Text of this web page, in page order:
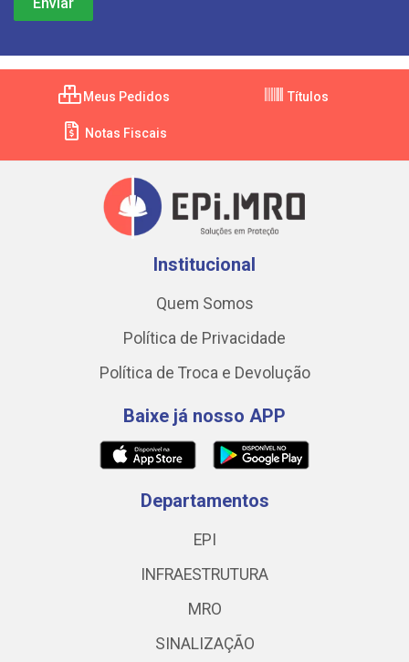
Meus Pedidos Títulos
Notas Fiscais
Institucional
Quem Somos
Política de Privacidade
Política de Troca e Devolução
Baixe já nosso APP
Departamentos
EPI
INFRAESTRUTURA
MRO
SINALIZAÇÃO